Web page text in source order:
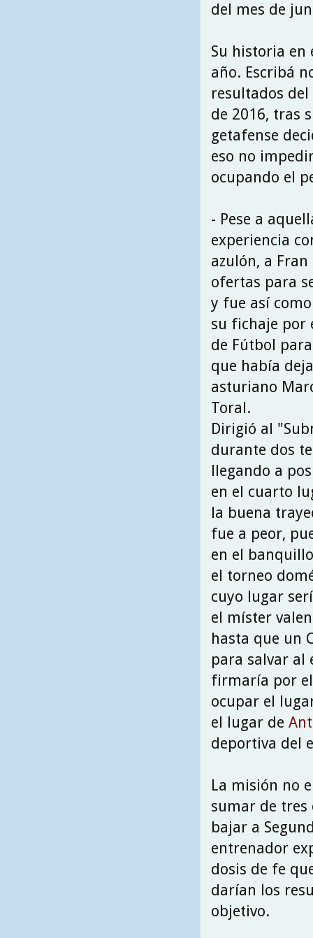
del mes de
Su historia
año. Escribá
resultados
de 2016, tras
getafense
eso no
ocupando el
- Pese a
experiencia
azulón, a
ofertas para
y fue así
su fichaje por
de Fútbol
que había
asturiano
Toral.
Dirigió al
durante dos
llegando a
en el cuarto
la buena
fue a peor,
en el
el torneo
cuyo lugar
el míster
hasta que un
para salvar al
firmaría por el
ocupar el
el lugar de
deportiva del
La misión no
sumar de tres
bajar a
entrenador
dosis de fe
darían los
objetivo.